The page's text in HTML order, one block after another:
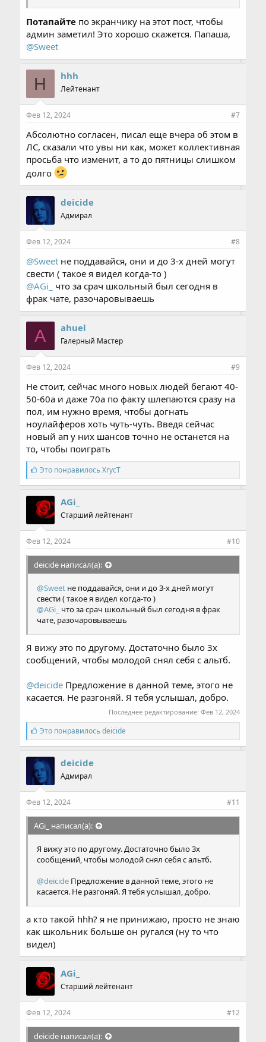
Потапайтепо экранчику на этот пост, чтобы
админ заметил! Это хорошо скажется. Папаша,
@Sweet
H hhh
Лейтенант
Фев 12, 2024 #7
Абсолютно согласен, писал еще вчера об этом в
ЛС, сказали что увы ни как, может коллективная
просьба что изменит, а то до пятницы слишком
долго
deicide
Адмирал
Фев 12, 2024 #8
@Sweetне поддавайся, они и до 3-х дней могут
свести ( такое я видел когда-то )
@AGi_
что за срач школьный был сегодня в
фрак чате, разочаровываешь
A ahuel
Галерный Мастер
Фев 12, 2024 #9
Не стоит, сейчас много новых людей бегают 40-
50-60а и даже 70а по факту шлепаются сразу на
пол, им нужно время, чтобы догнать
ноулайферов хоть чуть-чуть. Введя сейчас
новый ап у них шансов точно не останется на
то, чтобы поиграть
С
и
м
п
а
т
и
:
Это понравилосьXrycT
AGi_
Старший лейтенант
Фев 12, 2024 #10
deicide написал(а):
@Sweetне поддавайся, они и до 3-х дней могут
свести ( такое я видел когда-то )
@AGi_ что за срач школьный был сегодня в фрак
чате, разочаровываешь
Я вижу это по другому. Достаточно было 3х
сообщений, чтобы молодой снял себя с альтб.
@deicideПредложение в данной теме, этого не
касается. Не разгоняй. Я тебя услышал, добро.
Последнее редактирование:Фев 12, 2024
С
и
м
п
а
т
и
:
Это понравилосьdeicide
deicide
Адмирал
Фев 12, 2024 #11
AGi_ написал(а):
Я вижу это по другому. Достаточно было 3х
сообщений, чтобы молодой снял себя с альтб.
@deicideПредложение в данной теме, этого не
касается. Не разгоняй. Я тебя услышал, добро.
а кто такой hhh? я не принижаю, просто не знаю
как школьник больше он ругался (ну то что
видел)
AGi_
Старший лейтенант
Фев 12, 2024 #12
deicide написал(а):